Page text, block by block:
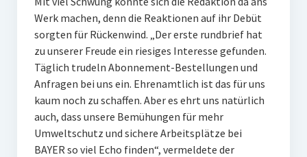
Werk machen, denn die Reaktionen auf ihr Debüt
sorgten für Rückenwind. „Der erste rundbrief hat
zu unserer Freude ein riesiges Interesse gefunden.
Täglich trudeln Abonnement-Bestellungen und
Anfragen bei uns ein. Ehrenamtlich ist das für uns
kaum noch zu schaffen. Aber es ehrt uns natürlich
auch, dass unsere Bemühungen für mehr
Umweltschutz und sichere Arbeitsplätze bei
BAYER so viel Echo finden“, vermeldete der